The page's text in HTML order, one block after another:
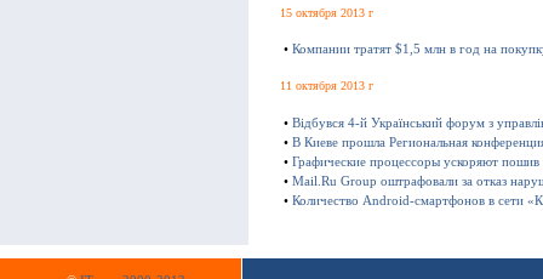
15 октября 2013 г
• Компании тратят $1,5 млн в год на
11 октября 2013 г
• Відбувся 4-й Український форум з
• В Киеве прошла Региональная
• Графические процессоры ускоряют
• Mail.Ru Group оштрафовали за отказ
• Количество Android-смартфонов в сети